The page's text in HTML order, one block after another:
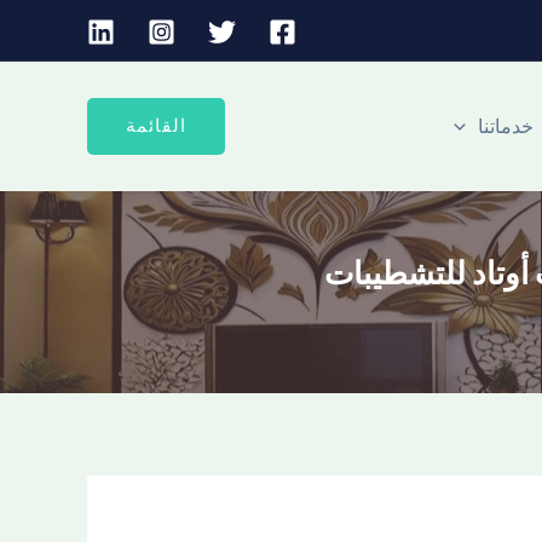
خدماتنا القائمة
جبس
أنيقة
وتشطيب
احترافي
بأفضل